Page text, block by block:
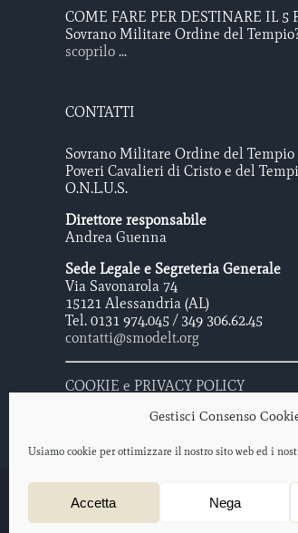
Gestisci Consenso
Usiamo cookie per ottimizzare il nostro sito web ed i
Accetta Nega
COME FARE PER DESTINARE IL 5
Sovrano Militare Ordine del
scoprilo ...
CONTATTI
Sovrano Militare Ordine del Tempio
Poveri Cavalieri di Cristo e del
O.N.L.U.S.
Direttore responsabile
Andrea Guenna
Sede Legale e Segreteria Generale
Via Savonarola 74
15121 Alessandria (AL)
Tel. 0131 974.045 / 349 306.62.45
contatti@smodelt.org
COOKIE e PRIVACY POLICY
Sovrano Militare Ordine Del Tempio -
Protocollo iscrizione O.N.L.U.S. 2012/
Progetto web a cura di